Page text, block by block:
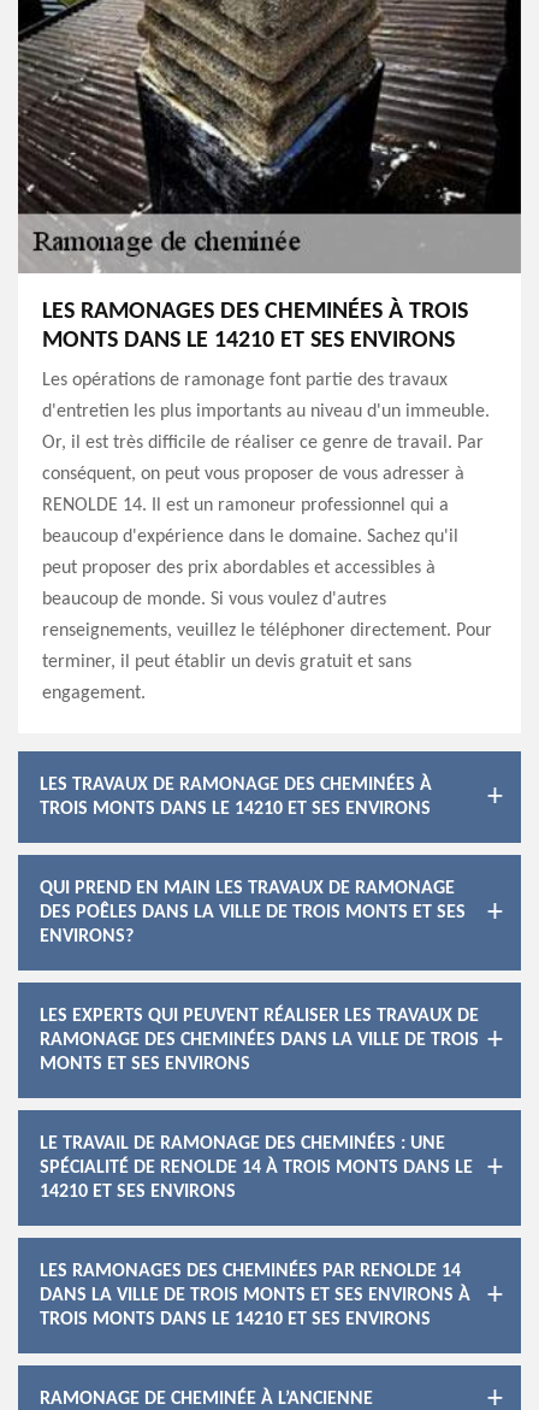
LES RAMONAGES DES CHEMINÉES À TROIS
MONTS DANS LE 14210 ET SES ENVIRONS
Les opérations de ramonage font partie des travaux
d'entretien les plus importants au niveau d'un immeuble.
Or, il est très difficile de réaliser ce genre de travail. Par
conséquent, on peut vous proposer de vous adresser à
RENOLDE 14. Il est un ramoneur professionnel qui a
beaucoup d'expérience dans le domaine. Sachez qu'il
peut proposer des prix abordables et accessibles à
beaucoup de monde. Si vous voulez d'autres
renseignements, veuillez le téléphoner directement. Pour
terminer, il peut établir un devis gratuit et sans
engagement.
LES TRAVAUX DE RAMONAGE DES CHEMINÉES À
TROIS MONTS DANS LE 14210 ET SES ENVIRONS
QUI PREND EN MAIN LES TRAVAUX DE RAMONAGE
DES POÊLES DANS LA VILLE DE TROIS MONTS ET SES
ENVIRONS?
LES EXPERTS QUI PEUVENT RÉALISER LES TRAVAUX DE
RAMONAGE DES CHEMINÉES DANS LA VILLE DE TROIS
MONTS ET SES ENVIRONS
LE TRAVAIL DE RAMONAGE DES CHEMINÉES : UNE
SPÉCIALITÉ DE RENOLDE 14 À TROIS MONTS DANS LE
14210 ET SES ENVIRONS
LES RAMONAGES DES CHEMINÉES PAR RENOLDE 14
DANS LA VILLE DE TROIS MONTS ET SES ENVIRONS À
TROIS MONTS DANS LE 14210 ET SES ENVIRONS
RAMONAGE DE CHEMINÉE À L’ANCIENNE